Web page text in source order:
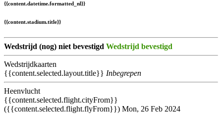
{{content.datetime.formatted_nl}}
{{content.stadium.title}}
Wedstrijd (nog) niet bevestigd Wedstrijd bevestigd
Wedstrijdkaarten
{{content.selected.layout.title}} Inbegrepen
Heenvlucht
{{content.selected.flight.cityFrom}}
({{content.selected.flight.flyFrom}}) Mon, 26 Feb 2024